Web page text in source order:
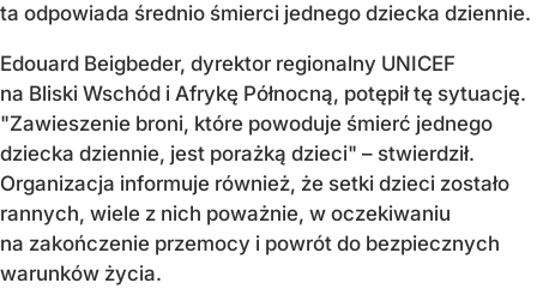
ta odpowiada średnio śmierci jednego dziecka dziennie.
Edouard Beigbeder, dyrektor regionalny UNICEF
na Bliski Wschód i Afrykę Północną, potępił tę sytuację.
"Zawieszenie broni, które powoduje śmierć jednego
dziecka dziennie, jest porażką dzieci" – stwierdził.
Organizacja informuje również, że setki dzieci zostało
rannych, wiele z nich poważnie, w oczekiwaniu
na zakończenie przemocy i powrót do bezpiecznych
warunków życia.